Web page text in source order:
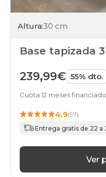
Altura:30 cm
Base tapizada
239,99€ 55% dto.
Cuota 12 meses
4.9(97)
Entrega gratis de 22 a
Ver